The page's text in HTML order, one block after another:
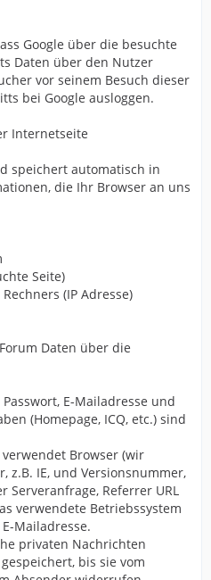
Google über die besuchte
Daten über den Nutzer
vor seinem Besuch dieser
bei Google ausloggen.
Internetseite
speichert automatisch in
die Ihr Browser an uns
Seite)
(IP Adresse)
Daten über die
E-Mailadresse und
(Homepage, ICQ, etc.) sind
verwendet Browser (wir
z.B. IE, und Versionsnummer,
Serveranfrage, Referrer URL
verwendete Betriebssystem
Mailadresse.
privaten Nachrichten
bis sie vom